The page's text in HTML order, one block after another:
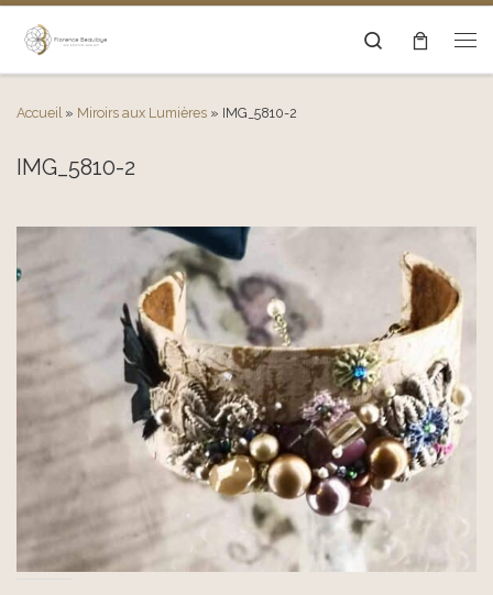
Passer au contenu Search
Accueil » Miroirs aux Lumières » IMG_5810-2
IMG_5810-2
Navigation des images